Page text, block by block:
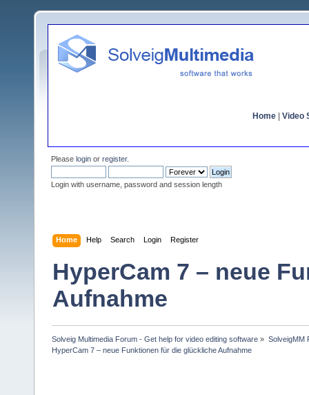
Home Video
Please login or register.
Login with username, password and session length
Home Help Search Login Register
HyperCam 7 – neue
Aufnahme
Solveig Multimedia Forum - Get help for video editing software » SolveigMM
HyperCam 7 – neue Funktionen für die glückliche Aufnahme